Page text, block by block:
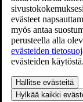
evästeet
myös antaa
perusteella alla
evästeiden
evästeiden käytöstä.
Hallitse evästeitä
Hylkää kaikki